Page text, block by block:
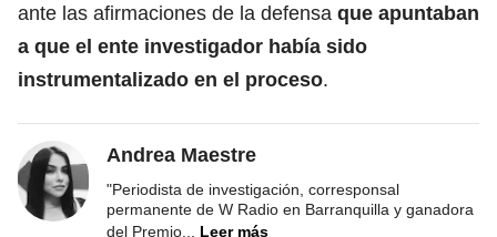
ante las afirmaciones de la defensa que apuntaban
a que el ente investigador había sido
instrumentalizado en el proceso.
Andrea Maestre
"Periodista de investigación, corresponsal
permanente de W Radio en Barranquilla y ganadora
del Premio
Leer más